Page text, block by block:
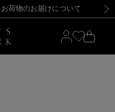
新規登録のお客様も対象！＜MY BARNEYS＞会員のお客様は11,000円（税込）以上のお買上げで常時送料無料！お買い物の際は会員登録を！
【夏季休業に伴う返品・交換承り一時停止のお知らせ】（2026.8.5）
荷物のお届けについて
内・ご注意事項 新規登録のお客様も対象！＜MY BARNEYS＞会員のお客様は11,000円（税込）以上のお買上げで常時送料無料！お買い物の際は会員登録を！
【夏季休業に伴う返品・交換承り一時停止のお知らせ】（2026.8.5）